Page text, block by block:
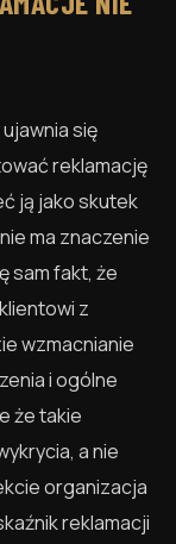
się
reklamację
ją jako skutek
ma znaczenie
sam fakt, że
z
wzmacnianie
i ogólne
że takie
a nie
organizacja
reklamacji